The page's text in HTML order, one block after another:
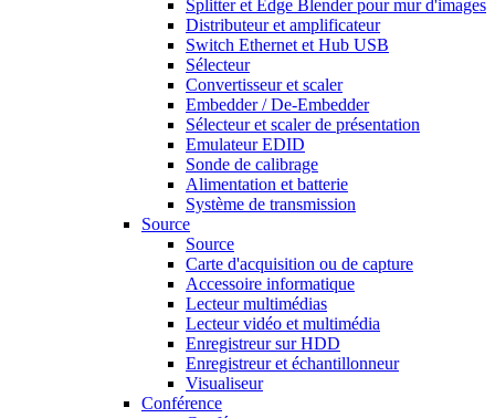
Splitter et Edge Blender pour mur d'images
Distributeur et amplificateur
Switch Ethernet et Hub USB
Sélecteur
Convertisseur et scaler
Embedder / De-Embedder
Sélecteur et scaler de présentation
Emulateur EDID
Sonde de calibrage
Alimentation et batterie
Système de transmission
Source
Source
Carte d'acquisition ou de capture
Accessoire informatique
Lecteur multimédias
Lecteur vidéo et multimédia
Enregistreur sur HDD
Enregistreur et échantillonneur
Visualiseur
Conférence